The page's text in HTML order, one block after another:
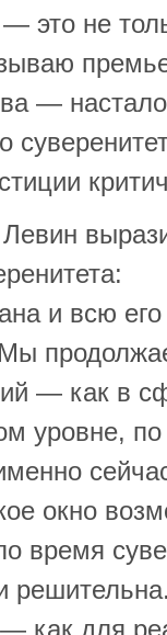
это не
—
и всю
— как в
уровне,
окно
время
как для